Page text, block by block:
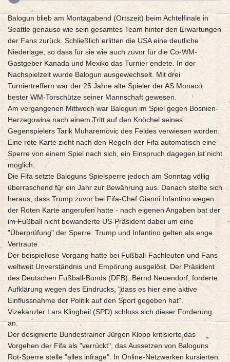
Balogun blieb am Montagabend (Ortszeit) beim Achtelfinale in
Seattle genauso wie sein gesamtes Team hinter den Erwartungen
der Fans zurück. Schließlich erlitten die USA eine deutliche
Niederlage, so dass für sie wie auch zuvor für die Co-WM-
Gastgeber Kanada und Mexiko das Turnier endete. In der
Nachspielzeit wurde Balogun ausgewechselt. Mit drei
Turniertreffern war der 25 Jahre alte Spieler der AS Monaco
bester WM-Torschütze seiner Mannschaft gewesen.
Am vergangenen Mittwoch war Balogun im Spiel gegen Bosnien-
Herzegowina nach einem Tritt auf den Knöchel seines
Gegenspielers Tarik Muharemovic des Feldes verwiesen worden.
Eine rote Karte zieht nach den Regeln der Fifa automatisch eine
Sperre von einem Spiel nach sich, ein Einspruch dagegen ist nicht
möglich.
Die Fifa setzte Baloguns Spielsperre jedoch am Sonntag völlig
überraschend für ein Jahr zur Bewährung aus. Danach stellte sich
heraus, dass Trump zuvor bei Fifa-Chef Gianni Infantino wegen
der Roten Karte angerufen hatte - nach eigenen Angaben bat der
im Fußball nicht bewanderte US-Präsident dabei um eine
"Überprüfung" der Sperre. Trump und Infantino gelten als enge
Vertraute.
Der beispiellose Vorgang hatte bei Fußball-Fachleuten und Fans
weltweit Unverständnis und Empörung ausgelöst. Der Präsident
des Deutschen Fußball-Bunds (DFB), Bernd Neuendorf, forderte
Aufklärung wegen des Eindrucks, "dass es hier eine aktive
Einflussnahme der Politik auf den Sport gegeben hat".
Vizekanzler Lars Klingbeil (SPD) schloss sich dieser Forderung
an.
Der designierte Bundestrainer Jürgen Klopp kritisierte das
Vorgehen der Fifa als "verrückt"; das Aussetzen von Baloguns
Rot-Sperre stelle "alles infrage". In Online-Netzwerken kursierten